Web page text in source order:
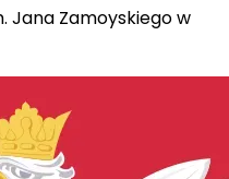
Jana Zamoyskiego w